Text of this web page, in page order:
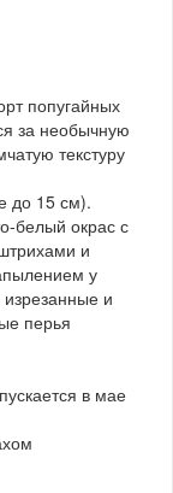
попугайных
за необычную
текстуру
до 15 см).
белый окрас с
и
у
и
перья
в мае